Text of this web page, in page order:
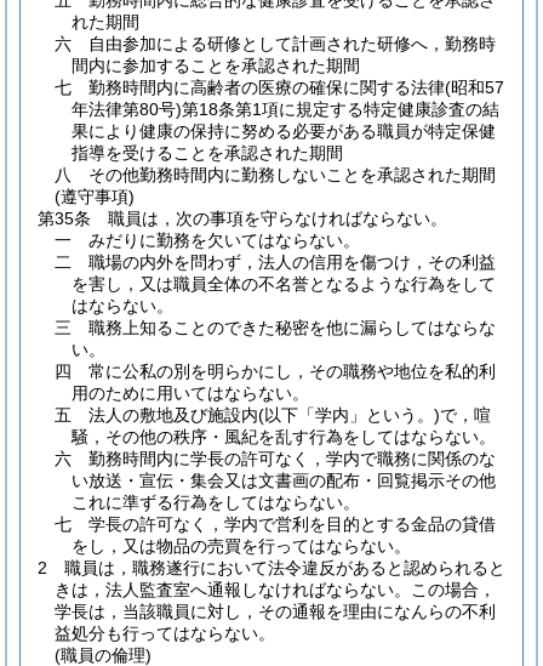
れた期間
六
自由参加による研修として計画された研修へ，勤務時
間内に参加することを承認された期間
七
勤務時間内に高齢者の医療の確保に関する法律(昭和57
年法律第80号)第18条第1項に規定する特定健康診査の結
果により健康の保持に努める必要がある職員が特定保健
指導を受けることを承認された期間
八
その他勤務時間内に勤務しないことを承認された期間
(遵守事項)
第35条
職員は，次の事項を守らなければならない。
一
みだりに勤務を欠いてはならない。
二
職場の内外を問わず，法人の信用を傷つけ，その利益
を害し，又は職員全体の不名誉となるような行為をして
はならない。
三
職務上知ることのできた秘密を他に漏らしてはならな
い。
四
常に公私の別を明らかにし，その職務や地位を私的利
用のために用いてはならない。
五
法人の敷地及び施設内(以下「学内」という。)で，喧
騒，その他の秩序・風紀を乱す行為をしてはならない。
六
勤務時間内に学長の許可なく，学内で職務に関係のな
い放送・宣伝・集会又は文書画の配布・回覧掲示その他
これに準ずる行為をしてはならない。
七
学長の許可なく，学内で営利を目的とする金品の貸借
をし，又は物品の売買を行ってはならない。
2
職員は，職務遂行において法令違反があると認められると
きは，法人監査室へ通報しなければならない。
この場合，
学長は，当該職員に対し，その通報を理由になんらの不利
益処分も行ってはならない。
(職員の倫理)